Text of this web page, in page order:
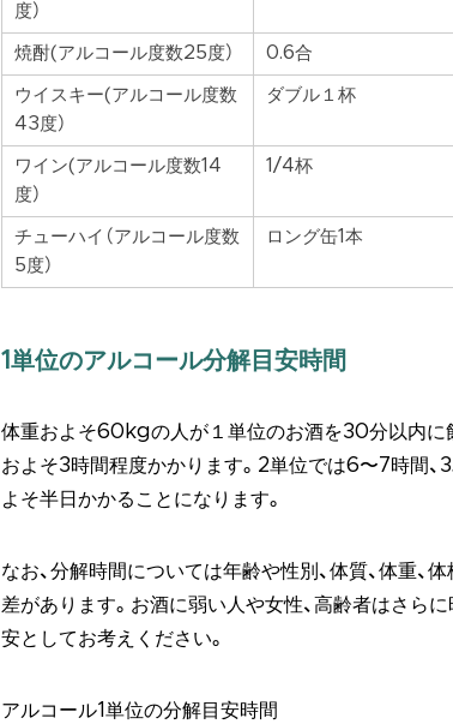
度）
焼酎(アルコール度数25度） 0.6合
ウイスキー(アルコール度数
43度）
ダブル１杯
ワイン(アルコール度数14
度）
1/4杯
チューハイ（アルコール度数
5度）
ロング缶1本
1単位のアルコール分解目安時間
体重およそ60kgの人が１単位のお酒を30分以内に
およそ3時間程度かかります。2単位では6〜7時間
よそ半日かかることになります。
なお、分解時間については年齢や性別、体質、体重、
差があります。お酒に弱い人や女性、高齢者はさら
安としてお考えください。
アルコール1単位の分解目安時間